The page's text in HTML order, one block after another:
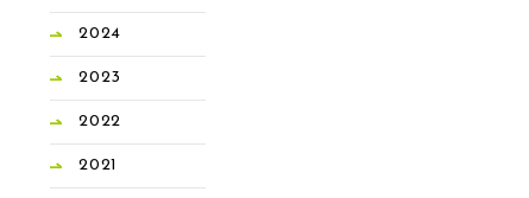
2024
2023
2022
2021